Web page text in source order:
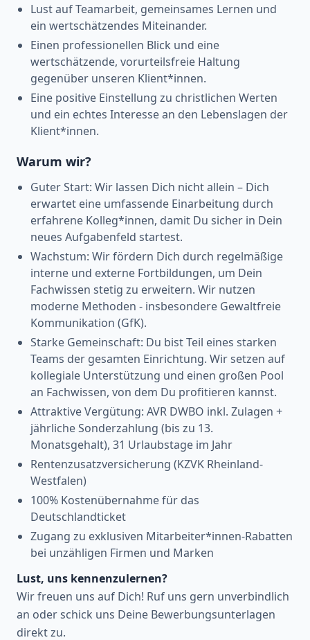
Lust auf Teamarbeit, gemeinsames Lernen und
ein wertschätzendes Miteinander.
Einen professionellen Blick und eine
wertschätzende, vorurteilsfreie Haltung
gegenüber unseren Klient*innen.
Eine positive Einstellung zu christlichen Werten
und ein echtes Interesse an den Lebenslagen der
Klient*innen.
Warum wir?
Guter Start: Wir lassen Dich nicht allein – Dich
erwartet eine umfassende Einarbeitung durch
erfahrene Kolleg*innen, damit Du sicher in Dein
neues Aufgabenfeld startest.
Wachstum: Wir fördern Dich durch regelmäßige
interne und externe Fortbildungen, um Dein
Fachwissen stetig zu erweitern. Wir nutzen
moderne Methoden - insbesondere Gewaltfreie
Kommunikation (GfK).
Starke Gemeinschaft: Du bist Teil eines starken
Teams der gesamten Einrichtung. Wir setzen auf
kollegiale Unterstützung und einen großen Pool
an Fachwissen, von dem Du profitieren kannst.
Attraktive Vergütung: AVR DWBO inkl. Zulagen +
jährliche Sonderzahlung (bis zu 13.
Monatsgehalt), 31 Urlaubstage im Jahr
Rentenzusatzversicherung (KZVK Rheinland-
Westfalen)
100% Kostenübernahme für das
Deutschlandticket
Zugang zu exklusiven Mitarbeiter*innen-Rabatten
bei unzähligen Firmen und Marken
Lust, uns kennenzulernen?
Wir freuen uns auf Dich! Ruf uns gern unverbindlich
an oder schick uns Deine Bewerbungsunterlagen
direkt zu.